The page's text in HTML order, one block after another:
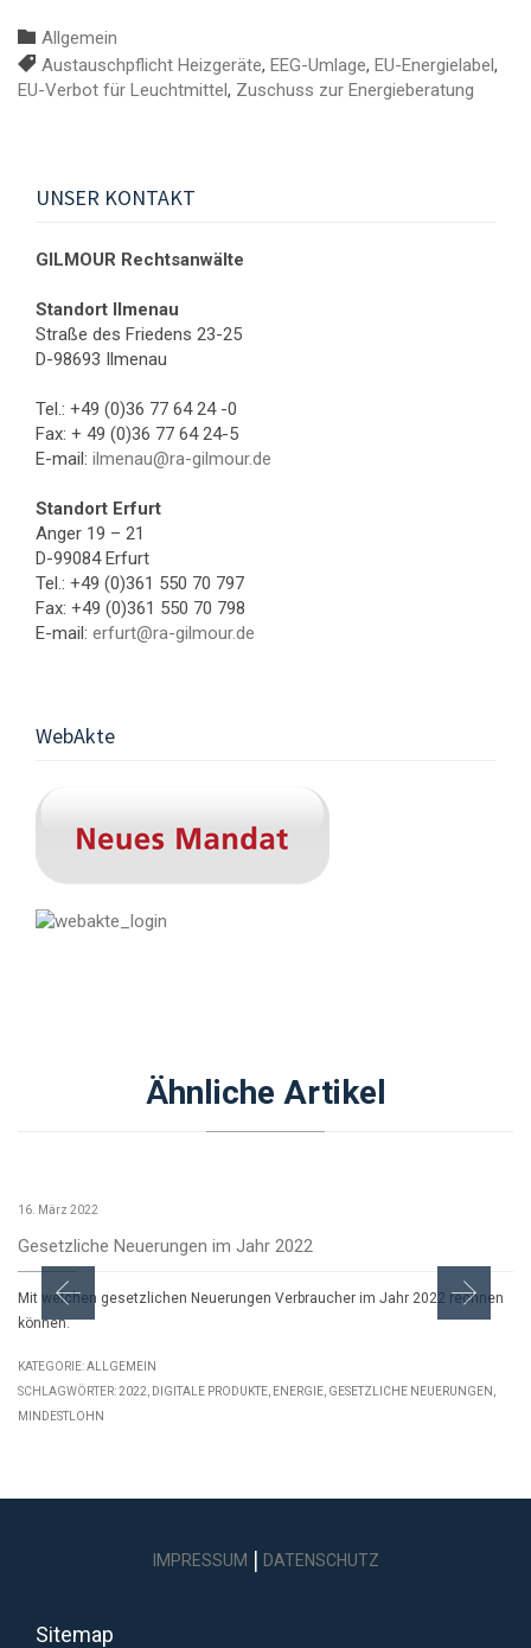
GILMOUR Rechtsanwälte
 Kategorie:
Allgemein
 Schlagwörter:
Austauschpflicht Heizgeräte, EEG-Umlage, EU-Energielabel ,
EU-Verbot für Leuchtmittel , Zuschuss zur Energieberatung
UNSER KONTAKT
GILMOUR Rechtsanwälte
Standort Ilmenau
Straße des Friedens 23-25
D-98693 Ilmenau
Tel.: +49 (0)36 77 64 24 -0
Fax: + 49 (0)36 77 64 24-5
E-mail: ilmenau@ra-gilmour.de
Standort Erfurt
Anger 19 – 21
D-99084 Erfurt
Tel.: +49 (0)361 550 70 797
Fax: +49 (0)361 550 70 798
E-mail: erfurt@ra-gilmour.de
WebAkte
Ähnliche Artikel
16. März 2022
Gesetzliche Neuerungen im Jahr 2022
Mit welchen gesetzlichen Neuerungen Verbraucher im Jahr 2022 rechnen
können.
KATEGORIE:ALLGEMEIN
SCHLAGWÖRTER:2022 DIGITALE PRODUKTE ENERGIE GESETZLICHE NEUERUNGEN
MINDESTLOHN
IMPRESSUM | DATENSCHUTZ
Sitemap